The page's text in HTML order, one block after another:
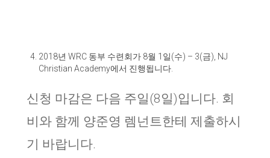
2018년 WRC 동부 수련회가 8월 1 일(수) – 3(금), NJ
Christian Academy에서 진행됩니다
신청 마감은 다음 주일(8일)입니다. 회
비와 함께 양준영 렘넌트한테 제출하시
기 바랍니다.